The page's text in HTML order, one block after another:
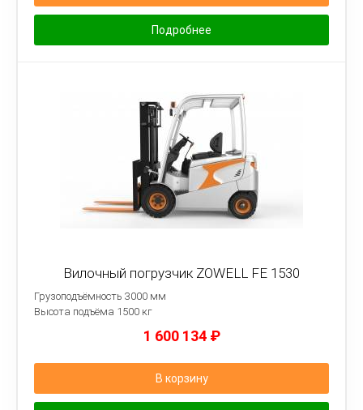
Подробнее
Вилочный погрузчик ZOWELL FE 1530
Грузоподъёмность 3000 мм
Высота подъёма 1500 кг
1 600 134 ₽
В корзину